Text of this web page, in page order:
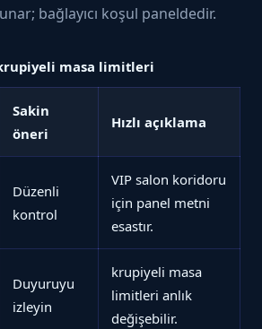
bağlayıcı koşul paneldedir.
masa limitleri
Sakin
öneri
Hızlı açıklama
Düzenli
kontrol
VIP salon koridoru
için panel metni
esastır.
Duyuruyu
izleyin
krupiyeli masa
limitleri anlık
değişebilir.